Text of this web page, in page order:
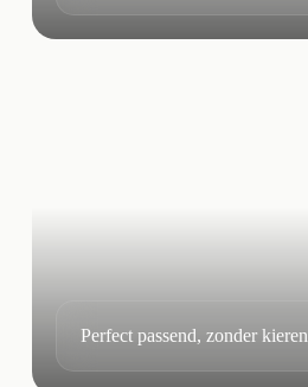
Perfect passend, zonder kieren